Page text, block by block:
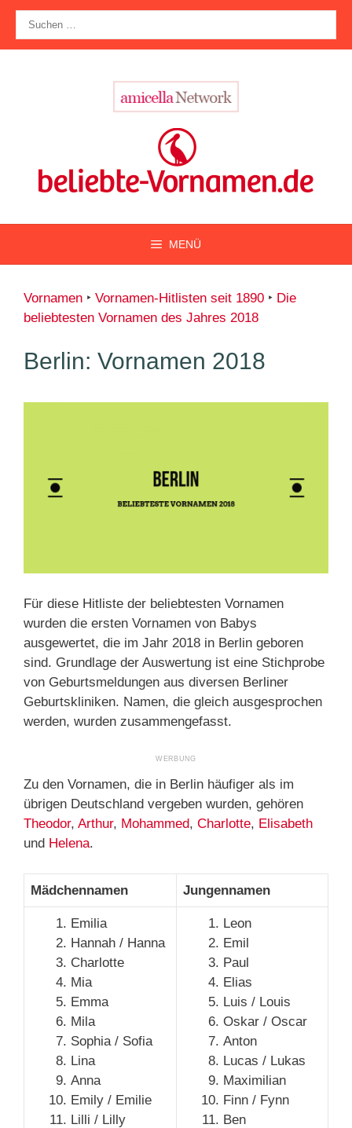
Zum
Inhalt
springen
nach:
MENÜ
Vornamen ‣ Vornamen-Hitlisten seit 1890 ‣ Die
beliebtesten Vornamen des Jahres 2018
Berlin: Vornamen 2018
Für diese Hitliste der beliebtesten Vornamen
wurden die ersten Vornamen von Babys
ausgewertet, die im Jahr 2018 in Berlin geboren
sind. Grundlage der Auswertung ist eine Stichprobe
von Geburtsmeldungen aus diversen Berliner
Geburtskliniken. Namen, die gleich ausgesprochen
werden, wurden zusammengefasst.
Zu den Vornamen, die in Berlin häufiger als im
übrigen Deutschland vergeben wurden, gehören
Theodor, Arthur, Mohammed, Charlotte, Elisabeth
und Helena.
Mädchennamen Jungennamen
Emilia
Hannah / Hanna
Charlotte
Mia
Emma
Mila
Sophia / Sofia
Lina
Anna
Emily / Emilie
Lilli / Lilly
Leon
Emil
Paul
Elias
Luis / Louis
Oskar / Oscar
Anton
Lucas / Lukas
Maximilian
Finn / Fynn
Ben